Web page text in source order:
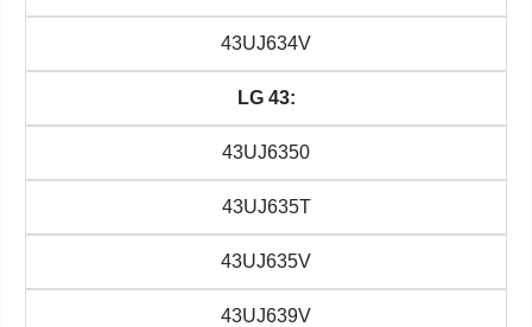
43UJ634V
LG 43:
43UJ6350
43UJ635T
43UJ635V
43UJ639V